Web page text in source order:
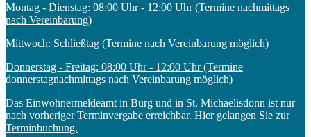
Montag - Dienstag: 08:00 Uhr - 12:00 Uhr (Termine nachmittags
nach Vereinbarung)
Mittwoch: Schließtag (Termine nach Vereinbarung möglich)
Donnerstag - Freitag: 08:00 Uhr - 12:00 Uhr (Termine
donnerstagnachmittags nach Vereinbarung möglich)
Das Einwohnermeldeamt in Burg und in St. Michaelisdonn ist nur
nach vorheriger Terminvergabe erreichbar. Hier gelangen Sie zur
Terminbuchung.